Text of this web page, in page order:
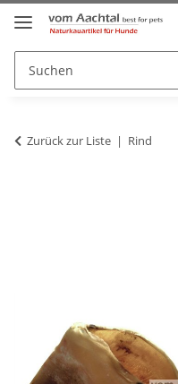
Zurück zur Liste Rind